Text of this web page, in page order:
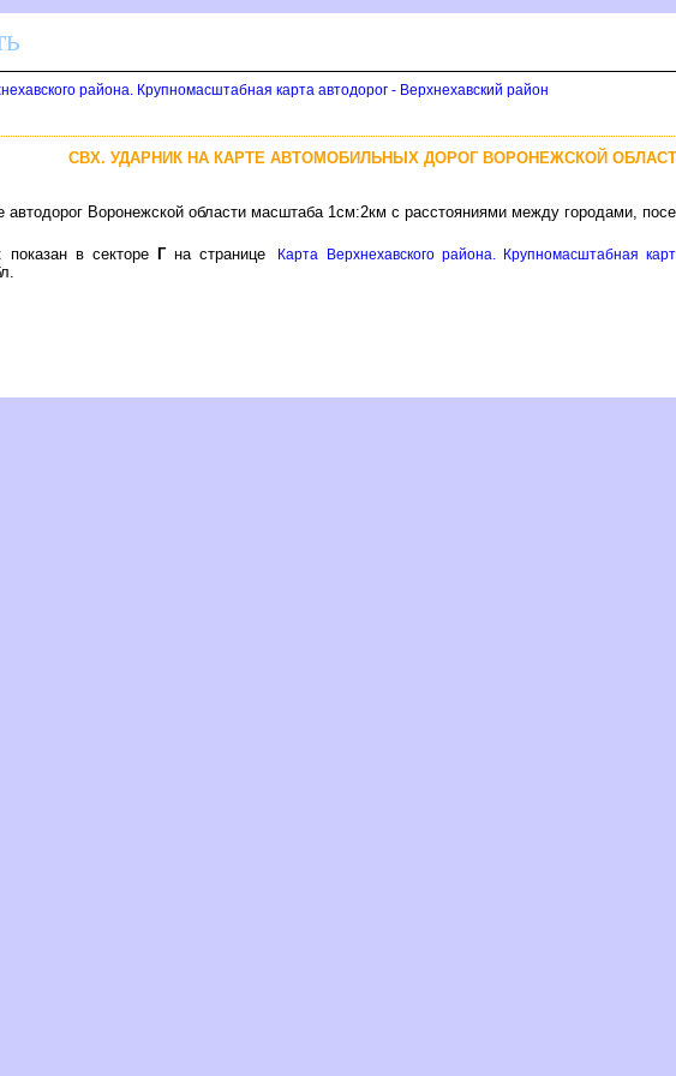
района. Крупномасштабная карта автодорог - Верхнехавский район
СВХ. УДАРНИК НА КАРТЕ АВТОМОБИЛЬНЫХ ДОРОГ ВОРОНЕЖСКОЙ
автодорог Воронежской области масштаба 1см:2км с расстояниями между городами,
в секторе Гна странице Карта Верхнехавского района. Крупномасштабная